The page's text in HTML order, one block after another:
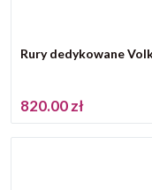
Rury dedykowane
820.00 zł